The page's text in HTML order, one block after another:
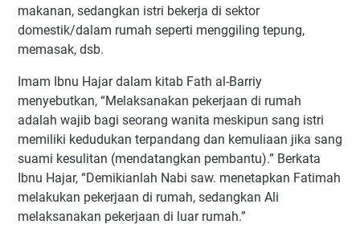
makanan, sedangkan istri bekerja di sektor
domestik/dalam rumah seperti menggiling tepung,
memasak, dsb.
Imam Ibnu Hajar dalam kitab Fath al-Barriy
menyebutkan, “Melaksanakan pekerjaan di rumah
adalah wajib bagi seorang wanita meskipun sang istri
memiliki kedudukan terpandang dan kemuliaan jika sang
suami kesulitan (mendatangkan pembantu).” Berkata
Ibnu Hajar, “Demikianlah Nabi saw. menetapkan Fatimah
melakukan pekerjaan di rumah, sedangkan Ali
melaksanakan pekerjaan di luar rumah.”